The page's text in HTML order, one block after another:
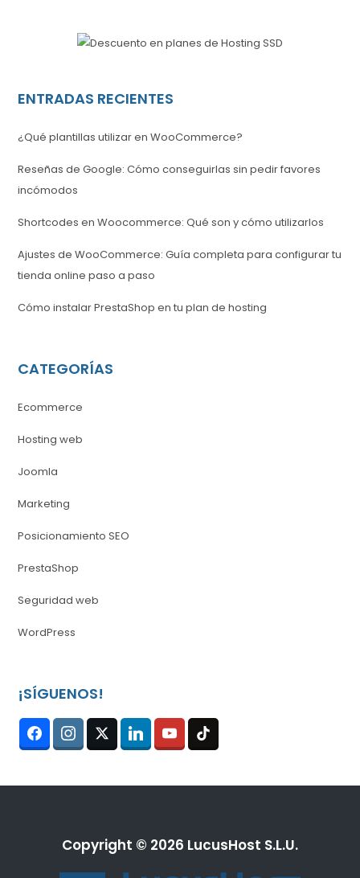
ENTRADAS RECIENTES
¿Qué plantillas utilizar en WooCommerce?
Reseñas de Google: Cómo conseguirlas sin pedir favores
incómodos
Shortcodes en Woocommerce: Qué son y cómo utilizarlos
Ajustes de WooCommerce: Guía completa para configurar tu
tienda online paso a paso
Cómo instalar PrestaShop en tu plan de hosting
CATEGORÍAS
Ecommerce
Hosting web
Joomla
Marketing
Posicionamiento SEO
PrestaShop
Seguridad web
WordPress
¡SÍGUENOS!
Copyright © 2026 LucusHost S.L.U.